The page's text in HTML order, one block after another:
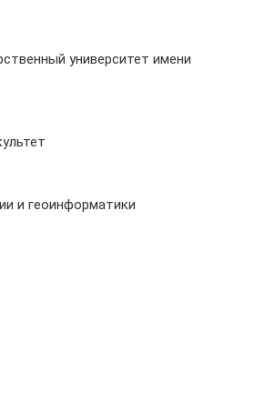
университет имени
и геоинформатики